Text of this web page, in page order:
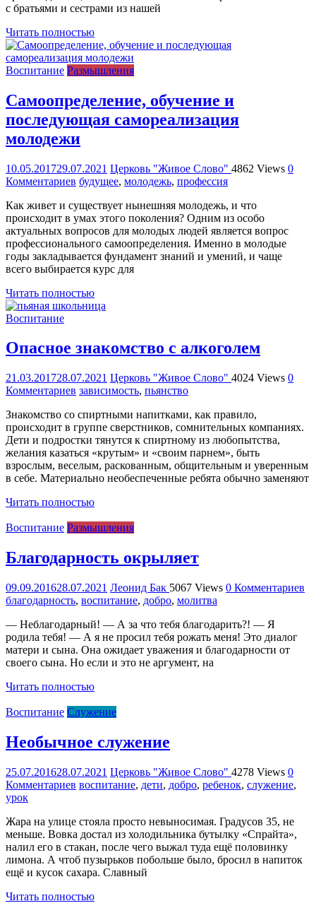
с братьями и сестрами из нашей
Читать полностью
Воспитание Размышления
Самоопределение, обучение и
последующая самореализация
молодежи
10.05.201729.07.2021 Церковь "Живое Слово" 4862 Views 0
Комментариев будущее, молодежь, профессия
Как живет и существует нынешняя молодежь, и что
происходит в умах этого поколения? Одним из особо
актуальных вопросов для молодых людей является вопрос
профессионального самоопределения. Именно в молодые
годы закладывается фундамент знаний и умений, и чаще
всего выбирается курс для
Читать полностью
Воспитание
Опасное знакомство с алкоголем
21.03.201728.07.2021 Церковь "Живое Слово" 4024 Views 0
Комментариев зависимость, пьянство
Знакомство со спиртными напитками, как правило,
происходит в группе сверстников, сомнительных компаниях.
Дети и подростки тянутся к спиртному из любопытства,
желания казаться «крутым» и «своим парнем», быть
взрослым, веселым, раскованным, общительным и уверенным
в себе. Материально необеспеченные ребята обычно заменяют
Читать полностью
Воспитание Размышления
Благодарность окрыляет
09.09.201628.07.2021 Леонид Бак 5067 Views 0 Комментариев
благодарность, воспитание, добро, молитва
— Неблагодарный! — А за что тебя благодарить?! — Я
родила тебя! — А я не просил тебя рожать меня! Это диалог
матери и сына. Она ожидает уважения и благодарности от
своего сына. Но если и это не аргумент, на
Читать полностью
Воспитание Служение
Необычное служение
25.07.201628.07.2021 Церковь "Живое Слово" 4278 Views 0
Комментариев воспитание, дети, добро, ребенок, служение,
урок
Жара на улице стояла просто невыносимая. Градусов 35, не
меньше. Вовка достал из холодильника бутылку «Спрайта»,
налил его в стакан, после чего выжал туда ещё половинку
лимона. А чтоб пузырьков побольше было, бросил в напиток
ещё и кусок сахара. Славный
Читать полностью